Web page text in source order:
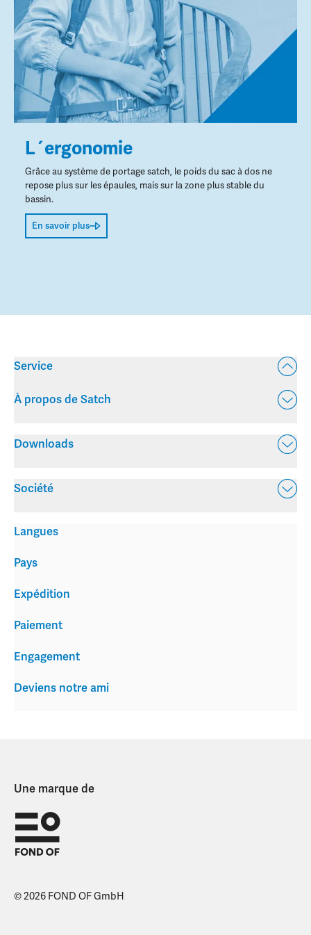
L´ergonomie
Grâce au système de portage satch, le poids du sac à dos ne
repose plus sur les épaules, mais sur la zone plus stable du
bassin.
En savoir plus
Service
À propos de Satch
Downloads
Société
Expédition
Paiement
Engagement
Deviens notre ami
Langues
Pays
Une marque de
© 2026 FOND OF GmbH